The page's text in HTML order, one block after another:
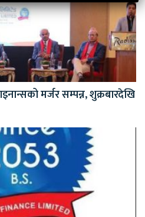
मर्जर सम्पन्न, शुक्रबारदेखि